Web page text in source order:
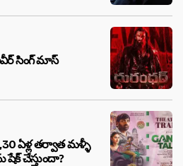
సింగ్ మాస్
ఏళ్ల తర్వాత మళ్ళీ
చేస్తుందా?